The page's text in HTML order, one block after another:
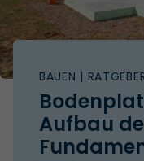
BAUEN |
Aufbau